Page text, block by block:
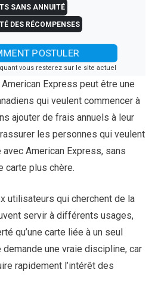
SANS ANNUITÉ
DES RÉCOMPENSES
POSTULER
vous resterez sur le site actuel
Express peut être une
qui veulent commencer à
ajouter de frais annuels à leur
les personnes qui veulent
American Express, sans
carte plus chère.
utilisateurs qui cherchent de la
servir à différents usages,
qu’une carte liée à un seul
demande une vraie discipline, car
rapidement l’intérêt des